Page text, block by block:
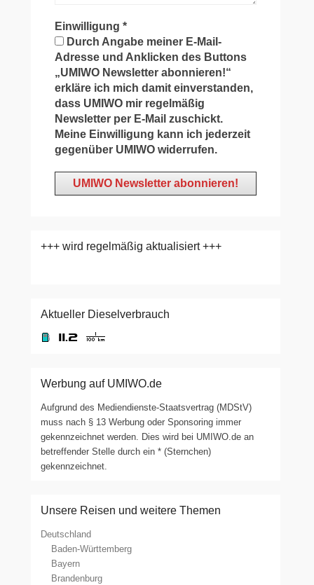
Einwilligung*
Durch Angabe meiner E-Mail-
Adresse und Anklicken des Buttons
„UMIWO Newsletter abonnieren!“
erkläre ich mich damit einverstanden,
dass UMIWO mir regelmäßig
Newsletter per E-Mail zuschickt.
Meine Einwilligung kann ich jederzeit
gegenüber UMIWO widerrufen.
+++ wird regelmäßig aktualisiert +++
Aktueller Dieselverbrauch
Werbung auf UMIWO.de
Aufgrund des Mediendienste-Staatsvertrag (MDStV)
muss nach § 13 Werbung oder Sponsoring immer
gekennzeichnet werden. Dies wird bei UMIWO.de an
betreffender Stelle durch ein * (Sternchen)
gekennzeichnet.
Unsere Reisen und weitere Themen
Deutschland
Baden-Württemberg
Bayern
Brandenburg